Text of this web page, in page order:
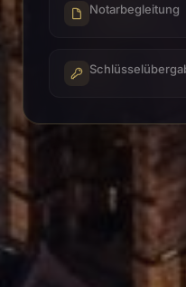
Notarbegleitung